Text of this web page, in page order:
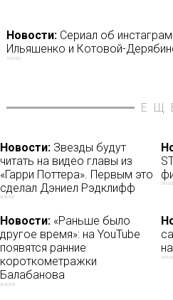
Новости:Сериал об
Ильяшенко и Котовой-
17/02/2021
Новости: Звезды будут
читать на видео главы из
«Гарри Поттера». Первым это
сделал Дэниел Рэдклифф
06/05/2020
04/10/2021
Новости: «Раньше было
другое время»: на YouTube
появятся ранние
короткометражки
Балабанова
05/05/2018
23/01/2019